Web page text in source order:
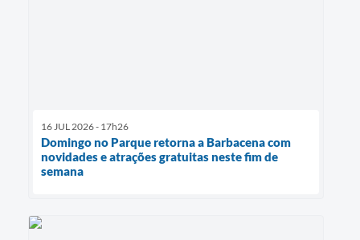
16 JUL 2026 - 17h26
Domingo no Parque retorna a Barbacena com
novidades e atrações gratuitas neste fim de
semana